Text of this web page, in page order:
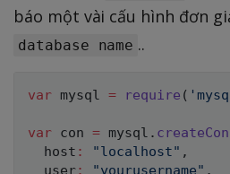
báo một vài cấu hình đơn
database name ..
var mysql = require (
var con = mysql .
  host
: "localhost" ,
  user
: "yourusername" ,